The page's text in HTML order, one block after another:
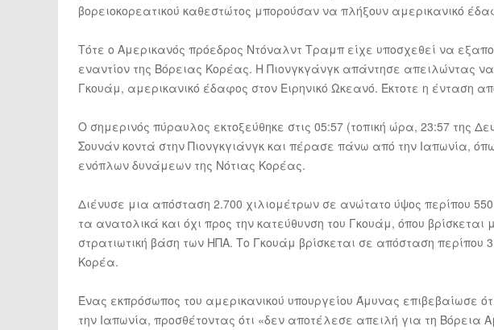
βορειοκορεατικού καθεστώτος μπορούσαν να πλήξουν αμερικανικό
Τότε ο Αμερικανός πρόεδρος Ντόναλντ Τραμπ είχε υποσχεθεί να
εναντίον της Βόρειας Κορέας. Η Πιονγκγάνγκ απάντησε απειλώντας να
Γκουάμ, αμερικανικό έδαφος στον Ειρηνικό Ωκεανό. Έκτοτε η ένταση
Ο σημερινός πύραυλος εκτοξεύθηκε στις 05:57 (τοπική ώρα, 23:57 της
Σουνάν κοντά στην Πιονγκγιάνγκ και πέρασε πάνω από την Ιαπωνία,
ενόπλων δυνάμεων της Νότιας Κορέας.
Διένυσε μια απόσταση 2.700 χιλιομέτρων σε ανώτατο ύψος περίπου
τα ανατολικά και όχι προς την κατεύθυνση του Γκουάμ, όπου βρίσκεται
στρατιωτική βάση των ΗΠΑ. Το Γκουάμ βρίσκεται σε απόσταση περίπου
Κορέα.
Ένας εκπρόσωπος του αμερικανικού υπουργείου Άμυνας επιβεβαίωσε
την Ιαπωνία, προσθέτοντας ότι «δεν αποτέλεσε απειλή για τη Βόρεια